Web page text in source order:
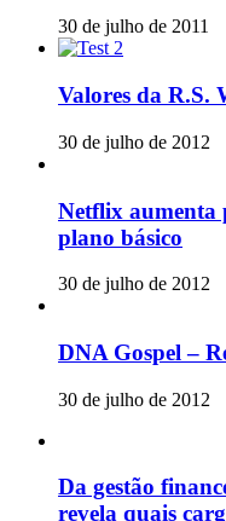
30 de julho de 2011
Valores da R.S.
30 de julho de 2012
Netflix aumenta
plano básico
30 de julho de 2012
DNA Gospel –
30 de julho de 2012
Da gestão
revela quais